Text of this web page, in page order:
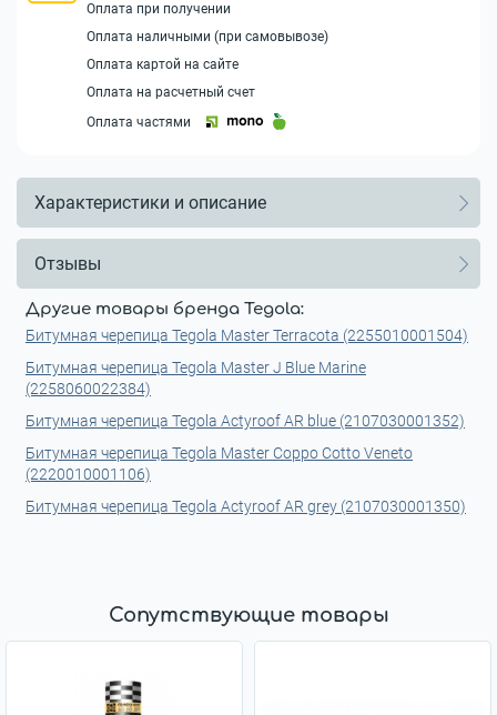
Оплата при получении
Оплата наличными (при самовывозе)
Оплата картой на сайте
Оплата на расчетный счет
Оплата частями
Характеристики и описание
Отзывы
Другие товары бренда Tegola:
Битумная черепица Tegola Master Terracota (2255010001504)
Битумная черепица Tegola Master J Blue Marine
(2258060022384)
Битумная черепица Tegola Actyroof AR blue (2107030001352)
Битумная черепица Tegola Master Сoppo Cotto Veneto
(2220010001106)
Битумная черепица Tegola Actyroof AR grey (2107030001350)
Сопутствующие товары